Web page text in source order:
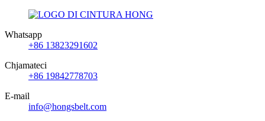
Whatsapp
+86 13823291602
Chjamateci
+86 19842778703
E-mail
info@hongsbelt.com